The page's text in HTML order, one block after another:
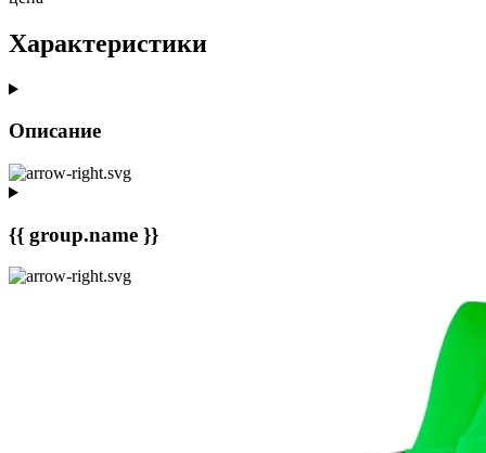
Характеристики
Описание
{{ group.name }}